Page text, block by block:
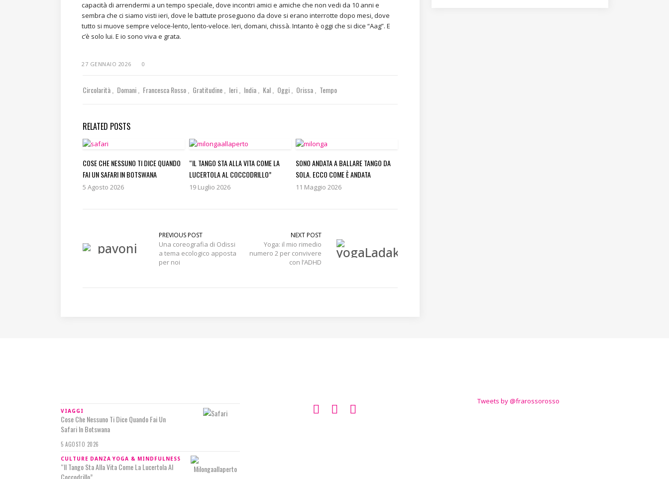
capacità di arrendermi a un tempo speciale, dove incontri amici e amiche che non vedi da 10 anni e
sembra che ci siamo visti ieri, dove le battute proseguono da dove si erano interrotte dopo mesi, dove
tutto si muove sempre veloce-lento, lento-veloce. Ieri, domani, chissà. Intanto è oggi che si dice “Aag”. E
c’è solo lui. E io sono viva e grata.
27 GENNAIO 2026 0
Circolarità Domani Francesca Rosso Gratitudine Ieri India Kal Oggi Orissa Tempo
RELATED POSTS
COSE CHE NESSUNO TI DICE QUANDO
FAI UN SAFARI IN BOTSWANA
5 Agosto 2026
“IL TANGO STA ALLA VITA COME LA
LUCERTOLA AL COCCODRILLO”
19 Luglio 2026
SONO ANDATA A BALLARE TANGO DA
SOLA. ECCO COME È ANDATA
11 Maggio 2026
PREVIOUS POST
Una coreografia di Odissi
a tema ecologico apposta
per noi
NEXT POST
Yoga: il mio rimedio
numero 2 per convivere
con l’ADHD
VIAGGI
Cose Che Nessuno Ti Dice Quando Fai Un
Safari In Botswana
5 AGOSTO 2026
CULTURE DANZA YOGA & MINDFULNESS
“Il Tango Sta Alla Vita Come La Lucertola Al
Coccodrillo”
Tweets by @frarossorosso